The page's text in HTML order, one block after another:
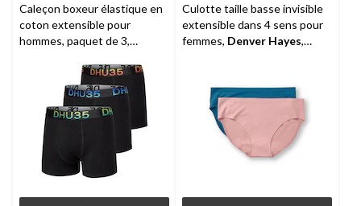
Caleçon boxeur élastique en
coton extensible pour
hommes, paquet de 3,
Culotte taille basse invisible
extensible dans 4 sens pour
femmes, Denver Hayes,